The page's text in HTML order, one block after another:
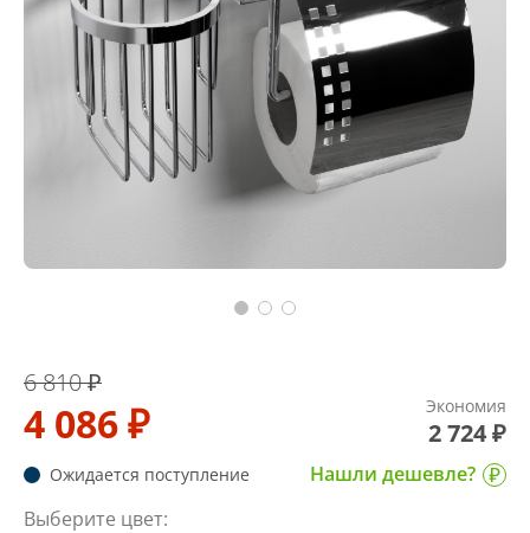
6 810 ₽
4 086 ₽ Экономия
2 724 ₽
Ожидается поступление
Нашли дешевле?
Выберите цвет: